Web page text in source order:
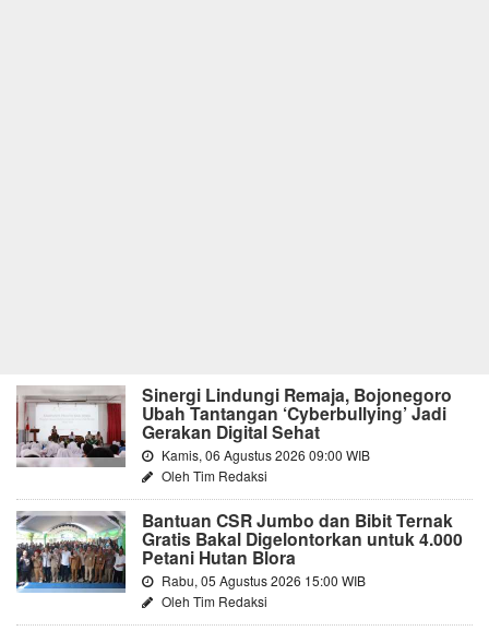
Sinergi Lindungi Remaja, Bojonegoro
Ubah Tantangan ‘Cyberbullying’ Jadi
Gerakan Digital Sehat
Kamis, 06 Agustus 2026 09:00 WIB
Oleh Tim Redaksi
Bantuan CSR Jumbo dan Bibit Ternak
Gratis Bakal Digelontorkan untuk 4.000
Petani Hutan Blora
Rabu, 05 Agustus 2026 15:00 WIB
Oleh Tim Redaksi